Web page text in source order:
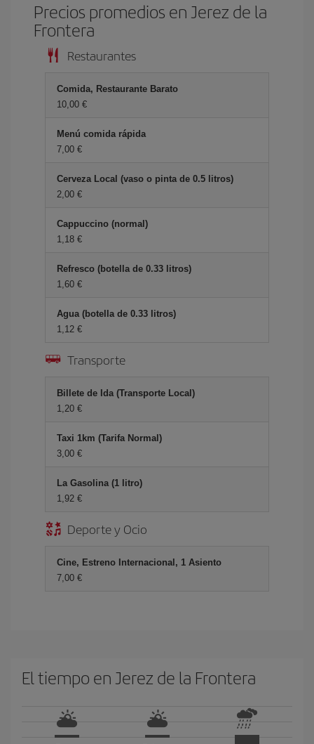
Precios promedios en Jerez de la
Frontera
Restaurantes
Comida, Restaurante Barato
10,00 €
Menú comida rápida
7,00 €
Cerveza Local (vaso o pinta de 0.5 litros)
2,00 €
Cappuccino (normal)
1,18 €
Refresco (botella de 0.33 litros)
1,60 €
Agua (botella de 0.33 litros)
1,12 €
Transporte
Billete de Ida (Transporte Local)
1,20 €
Taxi 1km (Tarifa Normal)
3,00 €
La Gasolina (1 litro)
1,92 €
Deporte y Ocio
Cine, Estreno Internacional, 1 Asiento
7,00 €
El tiempo en Jerez de la Frontera